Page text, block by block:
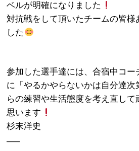
ベルが明確になりました
対抗戦をして頂いたチームの皆様
した
参加した選手達には、合宿中コー
に「やるかやらないかは自分達次
らの練習や生活態度を考え直して
思います
杉末洋史
—–